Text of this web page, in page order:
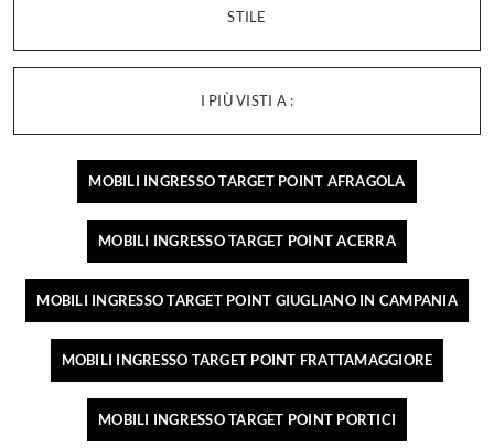
STILE
I PIÙ VISTI A :
MOBILI INGRESSO TARGET POINT AFRAGOLA
MOBILI INGRESSO TARGET POINT ACERRA
MOBILI INGRESSO TARGET POINT GIUGLIANO IN CAMPANIA
MOBILI INGRESSO TARGET POINT FRATTAMAGGIORE
MOBILI INGRESSO TARGET POINT PORTICI